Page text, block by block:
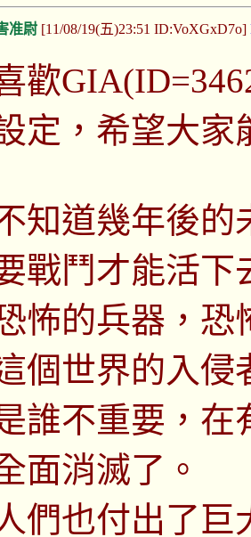
准尉 [11/08/19(五)23:51 ID:VoXGxD7o]
歡
定，希望大家
知道幾年後的
戰鬥才能活下
怖的兵器，恐
個世界的入侵
誰不重要，
面消滅了。
們也付出了巨